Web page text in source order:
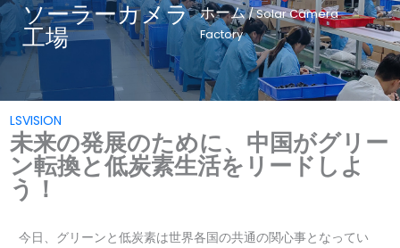
ソーラーカメラ
工場
ホーム/ Solar Camera
Factory
LSVISION
未来の発展のために、中国がグリー
ン転換と低炭素生活をリードしよ
う！
今日、グリーンと低炭素は世界各国の共通の関心事となってい